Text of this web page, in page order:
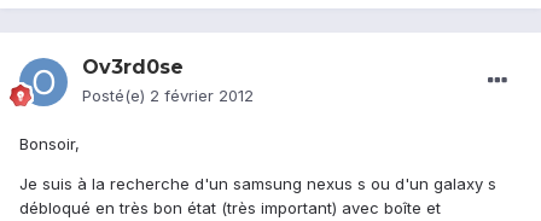
Ov3rd0se
Posté(e) 2 février 2012
Bonsoir,
Je suis à la recherche d'un samsung nexus s ou d'un galaxy s
débloqué en très bon état (très important) avec boîte et